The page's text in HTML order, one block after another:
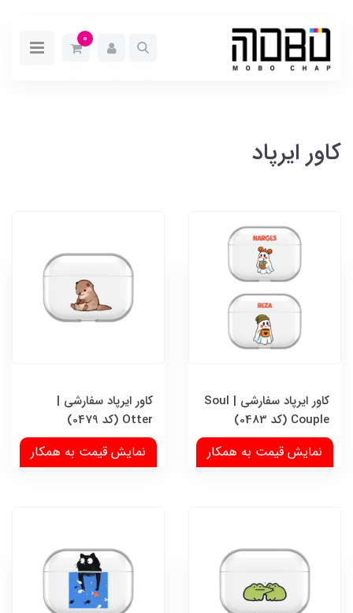
0
کاور ایرپاد
کاور ایرپاد سفارشی | Soul
Couple (کد 0483)
نمایش قیمت به همکار
کاور ایرپاد سفارشی |
Otter (کد 0479)
نمایش قیمت به همکار